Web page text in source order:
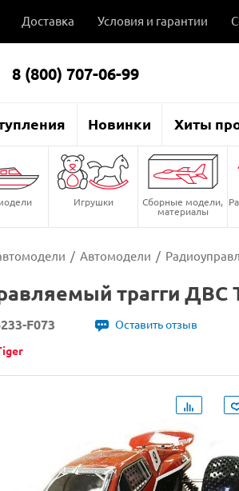
Доставка Условия и гарантии
8 (800) 707-06-99
Новинки Хиты
Игрушки Сборные модели,
материалы
/ Автомодели /
трагги ДВС
F073
Оставить отзыв